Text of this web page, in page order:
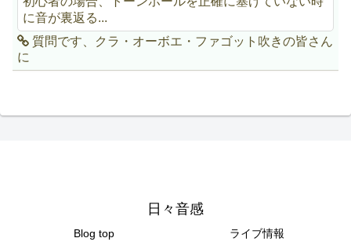
に音が裏返る...
質問です、クラ・オーボエ・ファゴット吹きの皆さん
に
日々音感
Blog top ライブ情報